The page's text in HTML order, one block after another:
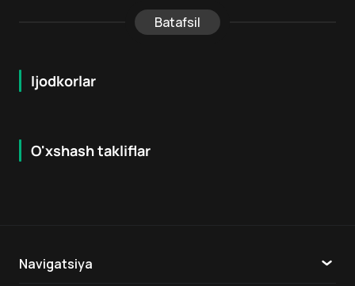
Batafsil
Ijodkorlar
O'xshash takliflar
18 + 6.8
Navigatsiya